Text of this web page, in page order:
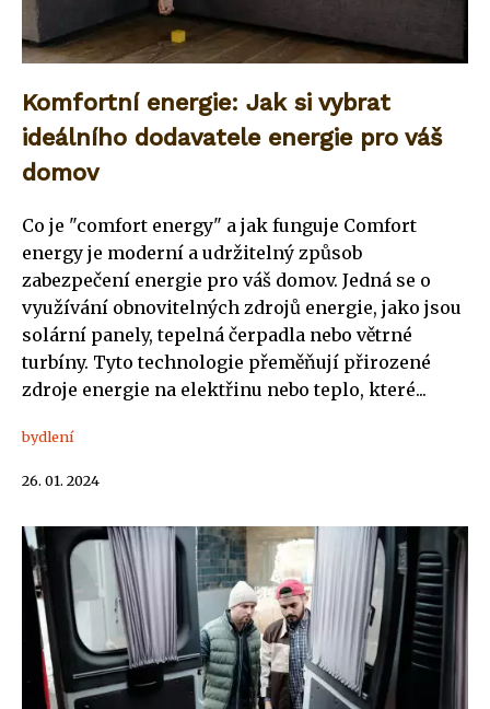
Komfortní energie: Jak si vybrat
ideálního dodavatele energie pro váš
domov
Co je "comfort energy" a jak funguje Comfort
energy je moderní a udržitelný způsob
zabezpečení energie pro váš domov. Jedná se o
využívání obnovitelných zdrojů energie, jako jsou
solární panely, tepelná čerpadla nebo větrné
turbíny. Tyto technologie přeměňují přirozené
zdroje energie na elektřinu nebo teplo, které...
bydlení
26. 01. 2024